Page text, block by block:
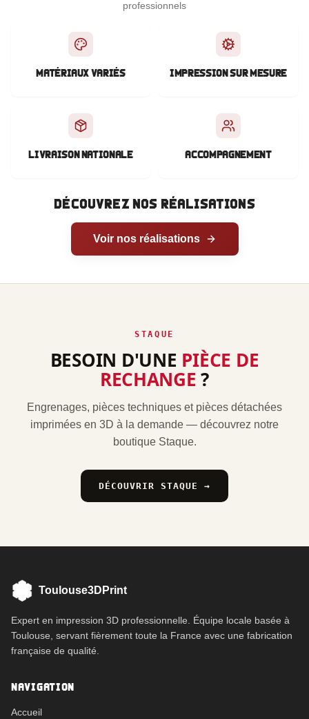
professionnels
Matériaux variés Impression sur mesure
Livraison Nationale Accompagnement
Découvrez nos réalisations
Voir nos réalisations
STAQUE
BESOIN D'UNE PIÈCE DE
RECHANGE ?
Engrenages, pièces techniques et pièces détachées
imprimées en 3D à la demande — découvrez notre
boutique Staque.
DÉCOUVRIR STAQUE →
Toulouse3DPrint
Expert en impression 3D professionnelle. Équipe locale basée à
Toulouse, servant fièrement toute la France avec une fabrication
française de qualité.
NAVIGATION
Accueil